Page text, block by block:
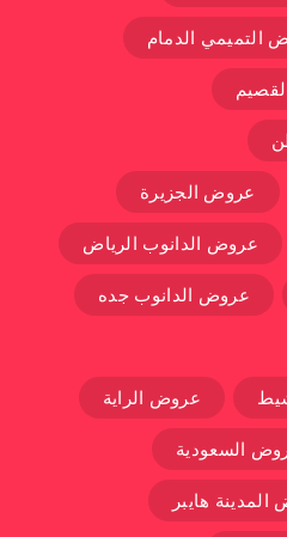
التميمي الدمام
عروض الجزيرة
عروض الدانوب الرياض
عروض الدانوب جده
عروض الراية
السعودية
هايبر